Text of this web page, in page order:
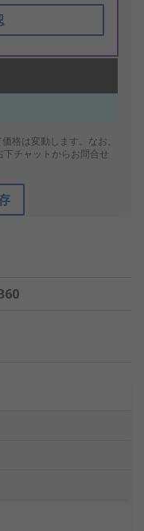
格は変動します。なお、
チャットからお問合せ